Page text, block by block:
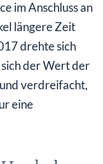
im Anschluss an
längere Zeit
drehte sich
der Wert der
verdreifacht,
eine